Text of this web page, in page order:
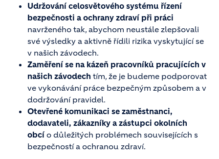
Udržování celosvětového systému řízení
bezpečnosti a ochrany zdraví při práci
navrženého tak, abychom neustále zlepšovali
své výsledky a aktivně řídili rizika vyskytující se
v našich závodech.
Zaměření se na kázeň pracovníků pracujících v
našich závodech tím, že je budeme podporovat
ve vykonávání práce bezpečným způsobem a v
dodržování pravidel.
Otevřené komunikaci se zaměstnanci,
dodavateli, zákazníky a zástupci okolních
obcío důležitých problémech souvisejících s
bezpečností a ochranou zdraví.